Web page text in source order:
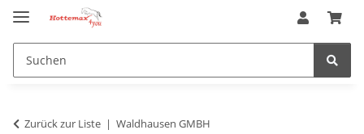
Zurück zur Liste Waldhausen GMBH